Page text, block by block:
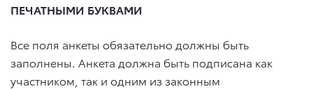
ПЕЧАТНЫМИ БУКВАМИ
Все поля анкеты обязательно должны быть
заполнены. Анкета должна быть подписана как
участником, так и одним из законным